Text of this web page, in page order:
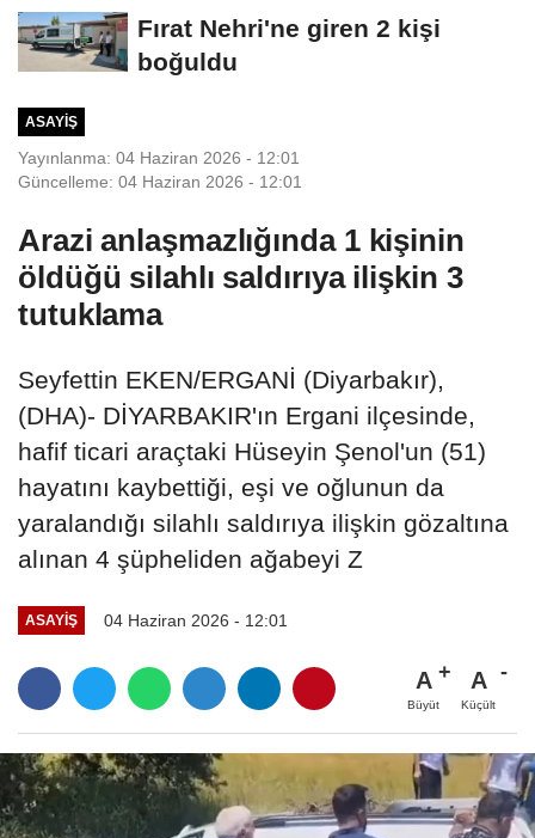
Fırat Nehri'ne giren 2 kişi
boğuldu
ASAYIŞ
Yayınlanma: 04 Haziran 2026 - 12:01
Güncelleme: 04 Haziran 2026 - 12:01
Arazi anlaşmazlığında 1 kişinin
öldüğü silahlı saldırıya ilişkin 3
tutuklama
Seyfettin EKEN/ERGANİ (Diyarbakır),
(DHA)- DİYARBAKIR'ın Ergani ilçesinde,
hafif ticari araçtaki Hüseyin Şenol'un (51)
hayatını kaybettiği, eşi ve oğlunun da
yaralandığı silahlı saldırıya ilişkin gözaltına
alınan 4 şüpheliden ağabeyi Z
ASAYIŞ 04 Haziran 2026 - 12:01
A
Büyüt
A
Küçült